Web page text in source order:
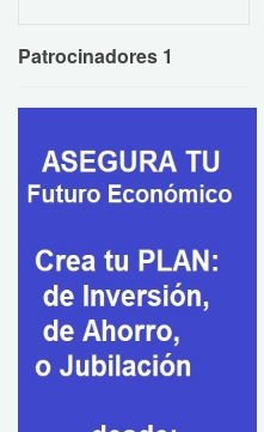
Patrocinadores 1